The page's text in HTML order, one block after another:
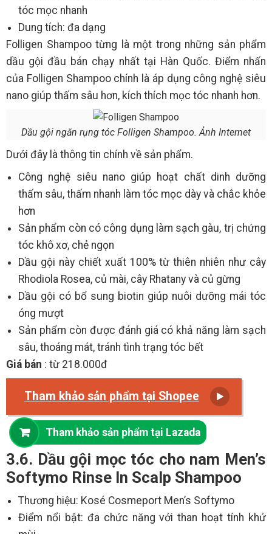
tóc mọc nhanh
Dung tích: đa dạng
Folligen Shampoo từng là một trong những sản phẩm
dầu gội đầu bán chạy nhất tại Hàn Quốc. Điểm nhấn
của Folligen Shampoo chính là áp dụng công nghệ siêu
nano giúp thấm sâu hơn, kích thích mọc tóc nhanh hơn.
Dầu gội ngăn rụng tóc Folligen Shampoo. Ảnh Internet
Dưới đây là thông tin chính về sản phẩm.
Công nghệ siêu nano giúp hoạt chất dinh dưỡng
thấm sâu, thấm nhanh làm tóc mọc dày và chắc khỏe
hơn
Sản phẩm còn có công dụng làm sạch gàu, trị chứng
tóc khô xơ, chẻ ngọn
Dầu gội này chiết xuất 100% từ thiên nhiên như cây
Rhodiola Rosea, củ mài, cây Rhatany và củ gừng
Dầu gội có bổ sung biotin giúp nuôi dưỡng mái tóc
óng mượt
Sản phẩm còn được đánh giá có khả năng làm sạch
sâu, thoáng mát, tránh tình trạng tóc bết
Giá bán : từ 218.000đ
Tham khảo sản phẩm tại Shopee
Tham khảo sản phẩm tại Lazada
3.6. Dầu gội mọc tóc cho nam Men’s
Softymo Rinse In Scalp Shampoo
Thương hiệu: Kosé Cosmeport Men’s Softymo
Điểm nổi bật: đa chức năng với than hoạt tính khử